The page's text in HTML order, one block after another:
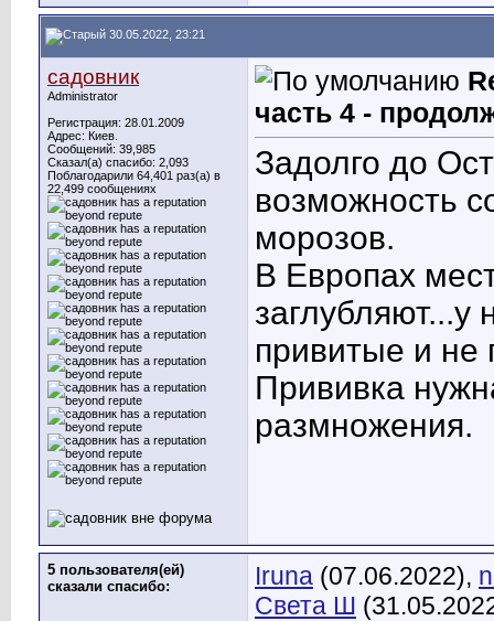
30.05.2022, 23:21
садовник
Administrator
Регистрация: 28.01.2009
Адрес: Киев.
Сообщений: 39,985
Сказал(а) спасибо: 2,093
Поблагодарили 64,401 раз(а) в
22,499 сообщениях
часть 4 -
Задолго до
возможность
морозов.
В Европах
привитые и не
Прививка
размножения.
5 пользователя(ей)
сказали cпасибо:
Iruna (07.06.2022),
Света Ш